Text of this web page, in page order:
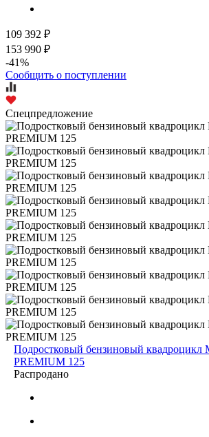
109 392 ₽
153 990 ₽
-41%
Сообщить о поступлении
Спецпредложение
Подростковый бензиновый
PREMIUM 125
Распродано